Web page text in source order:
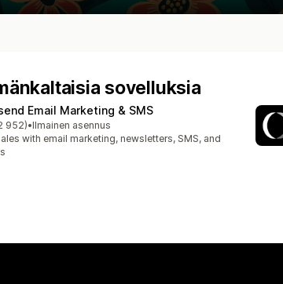
sovelluksia
Email Marketing & SMS
952) yhteensä
•Ilmainen asennus
with email marketing, newsletters, SMS, and